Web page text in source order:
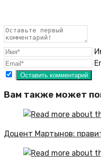
Вам также может
Доцент Мартынов: